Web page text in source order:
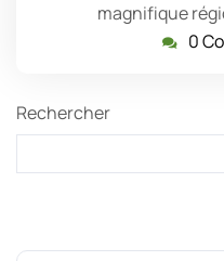
magnifique
0
Rechercher